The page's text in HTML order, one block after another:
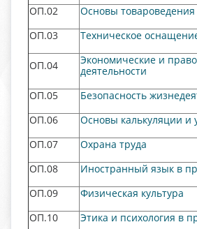
ОП.02
Основы
ОП.03
Техническое
ОП.04
Экономические и
деятельности
ОП.05
Безопасность
ОП.06
Основы калькуляции и
ОП.07
Охрана труда
ОП.08
Иностранный язык в
ОП.09
Физическая культура
ОП.10
Этика и психология в